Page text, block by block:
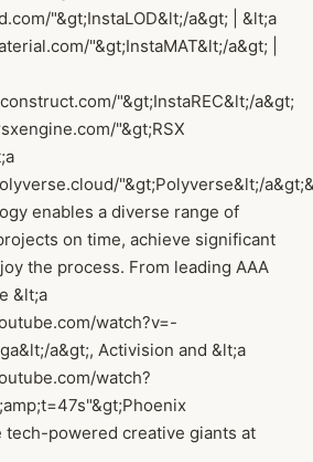
"&gt;InstaLOD&lt;/a&gt; | &lt;a
"&gt;InstaMAT&lt;/a&gt; |
"&gt;InstaREC&lt;/a&gt;
"&gt;RSX
"&gt;Polyverse&lt;/
enables a diverse range of
on time, achieve significant
the process. From leading AAA
&lt;a
watch?v=-
a&gt;, Activision and &lt;a
watch?
tech-powered creative giants at